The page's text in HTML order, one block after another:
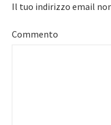
Il tuo indirizzo email
Commento